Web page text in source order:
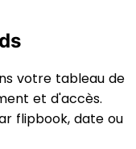
votre tableau de
et d'accès.
flipbook, date ou